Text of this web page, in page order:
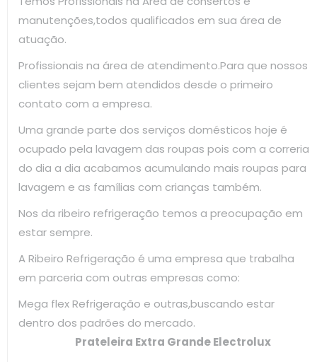
manutenções,todos qualificados em sua área de
atuação.
Profissionais na área de atendimento.Para que nossos
clientes sejam bem atendidos desde o primeiro
contato com a empresa.
Uma grande parte dos serviços domésticos hoje é
ocupado pela lavagem das roupas pois com a correria
do dia a dia acabamos acumulando mais roupas para
lavagem e as famílias com crianças também.
Nos da ribeiro refrigeração temos a preocupação em
estar sempre.
A Ribeiro Refrigeração é uma empresa que trabalha
em parceria com outras empresas como:
Mega flex Refrigeração e outras,buscando estar
dentro dos padrões do mercado.
Prateleira Extra Grande Electrolux